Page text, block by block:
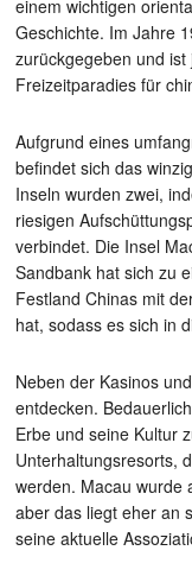
einem wichtigen
Geschichte. Im Jahre
zurückgegeben und
Freizeitparadies für
Aufgrund eines
befindet sich das
Inseln wurden zwei,
riesigen
verbindet. Die Insel
Sandbank hat sich zu
Festland Chinas mit
hat, sodass es sich in
Neben der Kasinos
entdecken.
Erbe und seine Kultur
Unterhaltungsresorts,
werden. Macau wurde
aber das liegt eher an
seine aktuelle